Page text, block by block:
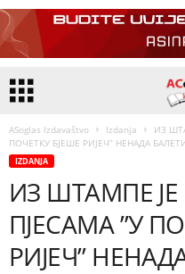
ASoglas Izdavaštvo Izdanja
ИЗ
ПОЧЕТКУ БЈЕШЕ РИЈЕЧ” НЕНАДА
IZDANJA
ИЗ ШТАМПЕ
ПЈЕСАМА ”У
РИЈЕЧ”